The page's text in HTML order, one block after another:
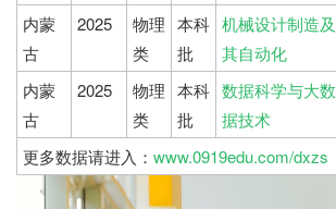
内蒙
古
2025
物理
类
本科
批
机械设计制造及
其自动化
内蒙
古
2025
物理
类
本科
批
数据科学与大数
据技术
更多数据请进入： www.0919edu.com/dxzs